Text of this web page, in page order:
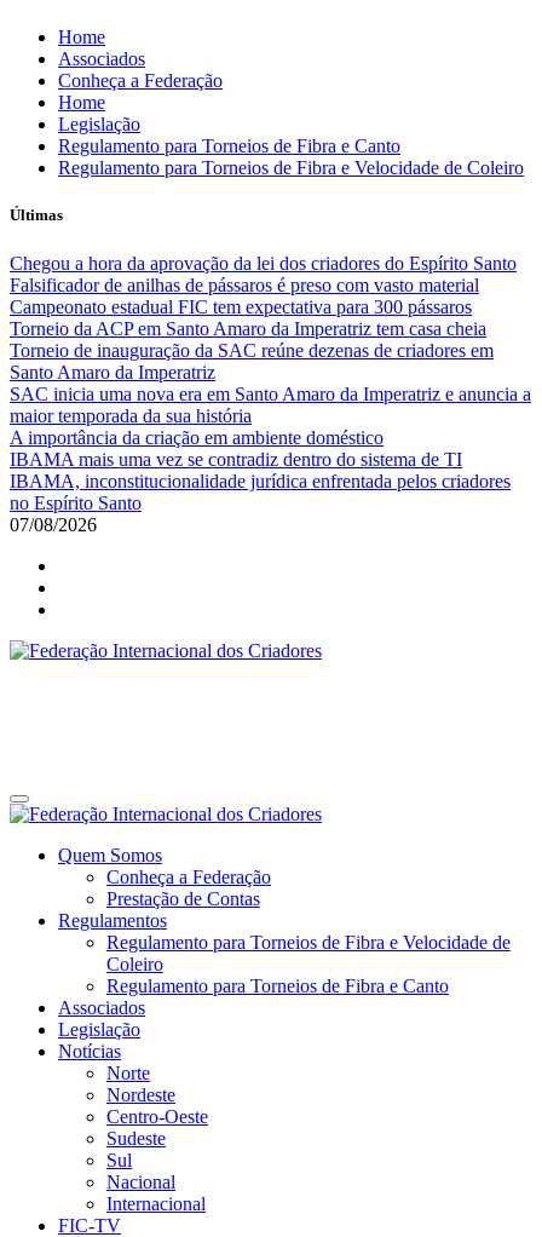
Skip
content
Home
Associados
Conheça a Federação
Home
Legislação
Regulamento para Torneios de Fibra e Canto
Regulamento para Torneios de Fibra e Velocidade de Coleiro
Últimas
Chegou a hora da aprovação da lei dos criadores do Espírito Santo
Falsificador de anilhas de pássaros é preso com vasto material
Campeonato estadual FIC tem expectativa para 300 pássaros
Torneio da ACP em Santo Amaro da Imperatriz tem casa cheia
Torneio de inauguração da SAC reúne dezenas de criadores em
Santo Amaro da Imperatriz
SAC inicia uma nova era em Santo Amaro da Imperatriz e anuncia a
maior temporada da sua história
A importância da criação em ambiente doméstico
IBAMA mais uma vez se contradiz dentro do sistema de TI
IBAMA, inconstitucionalidade jurídica enfrentada pelos criadores
no Espírito Santo
07/08/2026
Site da Federação Internacional dos Criadores de Pássaros
Quem Somos
Conheça a Federação
Prestação de Contas
Regulamentos
Regulamento para Torneios de Fibra e Velocidade de
Coleiro
Regulamento para Torneios de Fibra e Canto
Associados
Legislação
Notícias
Norte
Nordeste
Centro-Oeste
Sudeste
Sul
Nacional
Internacional
FIC-TV